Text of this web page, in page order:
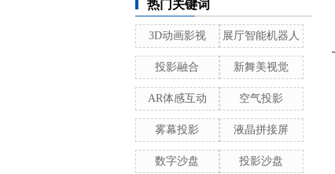
热门关键词
3D动画影视 展厅智能机器人
投影融合 新舞美视觉
AR体感互动 空气投影
雾幕投影 液晶拼接屏
数字沙盘 投影沙盘